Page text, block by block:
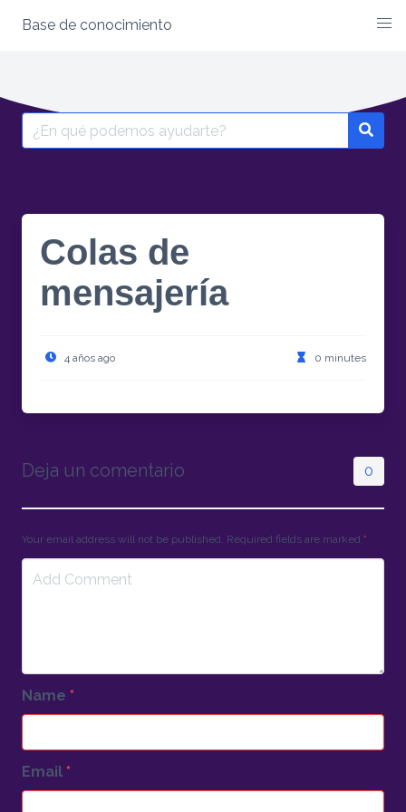
content
Base de conocimiento
Search
for:
Colas de
mensajería
4 años ago 0 minutes
Deja un comentario 0
Your email address will not be published. Required fields are marked *
Name *
Email *